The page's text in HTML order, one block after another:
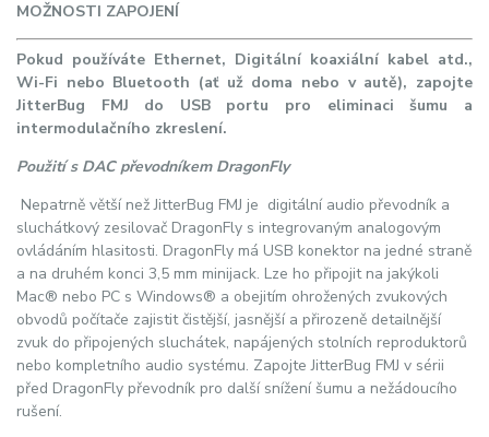
MOŽNOSTI ZAPOJENÍ
Pokud používáte Ethernet, Digitální koaxiální kabel atd.,
Wi-Fi nebo Bluetooth (ať už doma nebo v autě), zapojte
JitterBug FMJ do USB portu pro eliminaci šumu a
intermodulačního zkreslení.
Použití s DAC převodníkem DragonFly
Nepatrně větší než JitterBug FMJ je digitální audio převodník a
sluchátkový zesilovač DragonFly s integrovaným analogovým
ovládáním hlasitosti. DragonFly má USB konektor na jedné straně
a na druhém konci 3,5 mm minijack. Lze ho připojit na jakýkoli
Mac® nebo PC s Windows® a obejitím ohrožených zvukových
obvodů počítače zajistit čistější, jasnější a přirozeně detailnější
zvuk do připojených sluchátek, napájených stolních reproduktorů
nebo kompletního audio systému. Zapojte JitterBug FMJ v sérii
před DragonFly převodník pro další snížení šumu a nežádoucího
rušení.